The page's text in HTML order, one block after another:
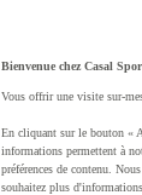
Bienvenue chez Casal
Vous offrir une visite sur-
En cliquant sur le bouton «
informations permettent à
préférences de contenu.
souhaitez plus